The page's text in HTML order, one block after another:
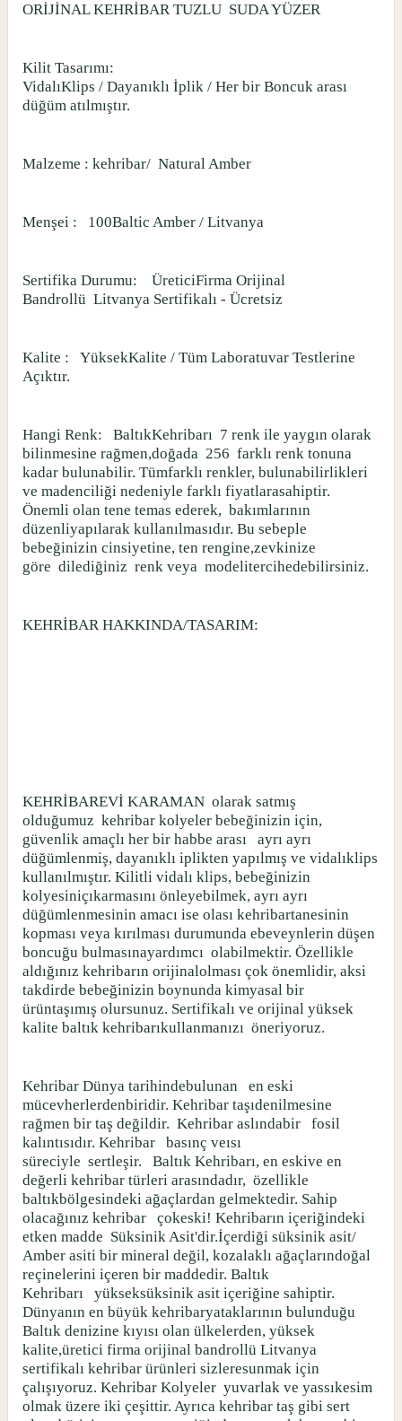
ORİJİNAL KEHRİBAR TUZLU SUDA YÜZER
Kilit Tasarımı:
VidalıKlips / Dayanıklı İplik / Her bir Boncuk arası
düğüm atılmıştır.
Malzeme : kehribar/ Natural Amber
Menşei : 100Baltic Amber / Litvanya
Sertifika Durumu:
ÜreticiFirma Orijinal
Bandrollü Litvanya Sertifikalı - Ücretsiz
Kalite :
YüksekKalite / Tüm Laboratuvar Testlerine
Açıktır.
Hangi Renk: BaltıkKehribarı 7 renk ile yaygın olarak
bilinmesine rağmen,doğada 256 farklı renk tonuna
kadar bulunabilir. Tümfarklı renkler, bulunabilirlikleri
ve madenciliği nedeniyle farklı fiyatlarasahiptir.
Önemli olan tene temas ederek, bakımlarının
düzenliyapılarak kullanılmasıdır. Bu sebeple
bebeğinizin cinsiyetine, ten rengine,zevkinize
göre dilediğiniz renk veya modelitercihedebilirsiniz.
KEHRİBAR HAKKINDA/TASARIM:
KEHRİBAREVİ KARAMAN olarak satmış
olduğumuz kehribar kolyeler bebeğinizin için,
güvenlik amaçlı her bir habbe arası
ayrı ayrı
düğümlenmiş, dayanıklı iplikten yapılmış ve vidalıklips
kullanılmıştır. Kilitli vidalı klips, bebeğinizin
kolyesiniçıkarmasını önleyebilmek, ayrı ayrı
düğümlenmesinin amacı ise olası kehribartanesinin
kopması veya kırılması durumunda ebeveynlerin düşen
boncuğu bulmasınayardımcı olabilmektir. Özellikle
aldığınız kehribarın orijinalolması çok önemlidir, aksi
takdirde bebeğinizin boynunda kimyasal bir
ürüntaşımış olursunuz. Sertifikalı ve orijinal yüksek
kalite baltık kehribarıkullanmanızı öneriyoruz.
Kehribar Dünya tarihindebulunan
en eski
mücevherlerdenbiridir. Kehribar taşıdenilmesine
rağmen bir taş değildir. Kehribar aslındabir
fosil
kalıntısıdır. Kehribar
basınç veısı
süreciyle sertleşir.
Baltık Kehribarı, en eskive en
değerli kehribar türleri arasındadır, özellikle
baltıkbölgesindeki ağaçlardan gelmektedir. Sahip
olacağınız kehribar
çokeski! Kehribarın içeriğindeki
etken madde Süksinik Asit'dir.İçerdiği süksinik asit/
Amber asiti bir mineral değil, kozalaklı ağaçlarındoğal
reçinelerini içeren bir maddedir. Baltık
Kehribarı
yükseksüksinik asit içeriğine sahiptir.
Dünyanın en büyük kehribaryataklarının bulunduğu
Baltık denizine kıyısı olan ülkelerden, yüksek
kalite,üretici firma orijinal bandrollü Litvanya
sertifikalı kehribar ürünleri sizleresunmak için
çalışıyoruz. Kehribar Kolyeler yuvarlak ve yassıkesim
olmak üzere iki çeşittir. Ayrıca kehribar taş gibi sert